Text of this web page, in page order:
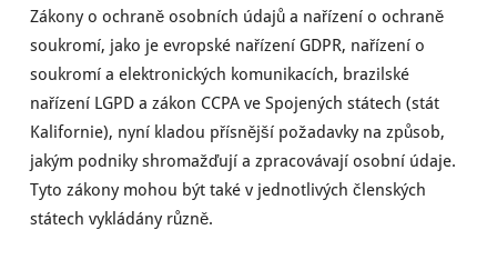
Zákony o ochraně osobních údajů a nařízení o ochraně
soukromí, jako je evropské nařízení GDPR, nařízení o
soukromí a elektronických komunikacích, brazilské
nařízení LGPD a zákon CCPA ve Spojených státech (stát
Kalifornie), nyní kladou přísnější požadavky na způsob,
jakým podniky shromažďují a zpracovávají osobní údaje.
Tyto zákony mohou být také v jednotlivých členských
státech vykládány různě.